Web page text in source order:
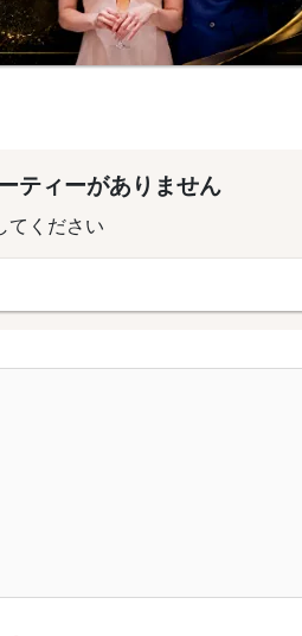
ティーがありません
てください